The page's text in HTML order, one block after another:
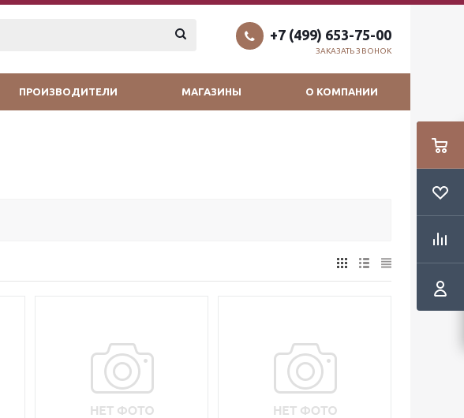
+7 (499) 653-75-00
ЗАКАЗАТЬ ЗВОНОК
ПРОИЗВОДИТЕЛИ МАГАЗИНЫ О КОМПАНИИ